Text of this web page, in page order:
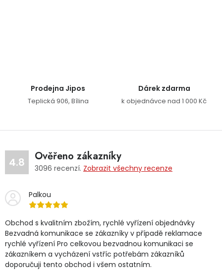
Prodejna Jipos
Teplická 906, Bílina
Dárek zdarma
k objednávce nad 1 000 Kč
4.8 Ověřeno zákazníky
3096 recenzí. Zobrazit všechny recenze
Palkou
Obchod s kvalitním zbožím, rychlé vyřízení objednávky
Bezvadná komunikace se zákazníky v případě reklamace
rychlé vyřízení Pro celkovou bezvadnou komunikaci se
zákazníkem a vycházení vstříc potřebám zákazníků
doporučuji tento obchod i všem ostatním.